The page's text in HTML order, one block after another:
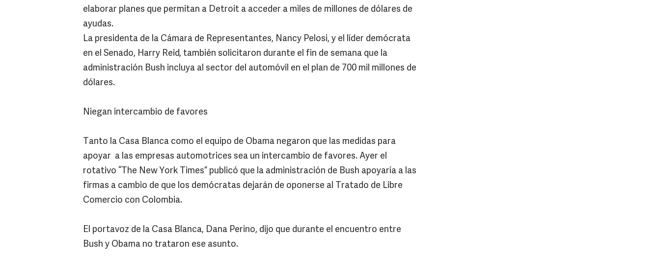
elaborar planes que permitan a Detroit a acceder a miles de millones de dólares de
ayudas.
La presidenta de la Cámara de Representantes, Nancy Pelosi, y el líder demócrata
en el Senado, Harry Reid, también solicitaron durante el fin de semana que la
administración Bush incluya al sector del automóvil en el plan de 700 mil millones de
dólares.
Niegan intercambio de favores
Tanto la Casa Blanca como el equipo de Obama negaron que las medidas para
apoyar a las empresas automotrices sea un intercambio de favores. Ayer el
rotativo “The New York Times” publicó que la administración de Bush apoyaría a las
firmas a cambio de que los demócratas dejarán de oponerse al Tratado de Libre
Comercio con Colombia.
El portavoz de la Casa Blanca, Dana Perino, dijo que durante el encuentro entre
Bush y Obama no trataron ese asunto.